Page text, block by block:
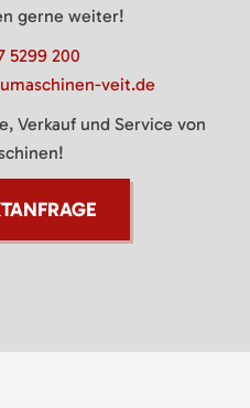
gerne weiter!
5299 200
veit.de
Verkauf und Service von